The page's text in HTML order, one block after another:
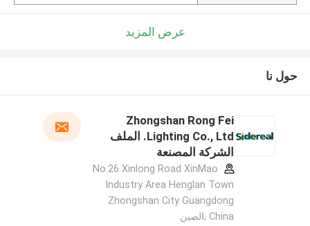
عرض المزيد
حول نا
Zhongshan Rong Fei
Lighting Co., Ltd. الملف
الشركة المصنعة
No.26 Xinlong Road XinMao
Industry Area Henglan Town
Zhongshan City Guangdong
China ,الصين